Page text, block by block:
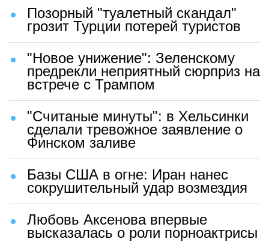
Позорный "туалетный скандал"
грозит Турции потерей туристов
"Новое унижение": Зеленскому
предрекли неприятный сюрприз на
встрече с Трампом
"Считаные минуты": в Хельсинки
сделали тревожное заявление о
Финском заливе
Базы США в огне: Иран нанес
сокрушительный удар возмездия
Любовь Аксенова впервые
высказалась о роли порноактрисы